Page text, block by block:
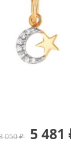
050 ₽ 5 481